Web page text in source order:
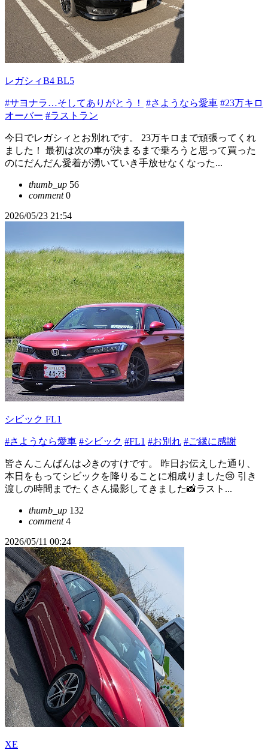
レガシィB4 BL5
#サヨナラ…そしてありがとう！ #さようなら愛車 #23万キロ
オーバー #ラストラン
今日でレガシィとお別れです。 23万キロまで頑張ってくれ
ました！ 最初は次の車が決まるまで乗ろうと思って買った
のにだんだん愛着が湧いていき手放せなくなった...
thumb_up 56
comment0
2026/05/23 21:54
シビック FL1
#さようなら愛車 #シビック #FL1 #お別れ #ご縁に感謝
皆さんこんばんは🌙きのすけです。 昨日お伝えした通り、
本日をもってシビックを降りることに相成りました😢 引き
渡しの時間までたくさん撮影してきました📸ラスト...
thumb_up 132
comment4
2026/05/11 00:24
XE